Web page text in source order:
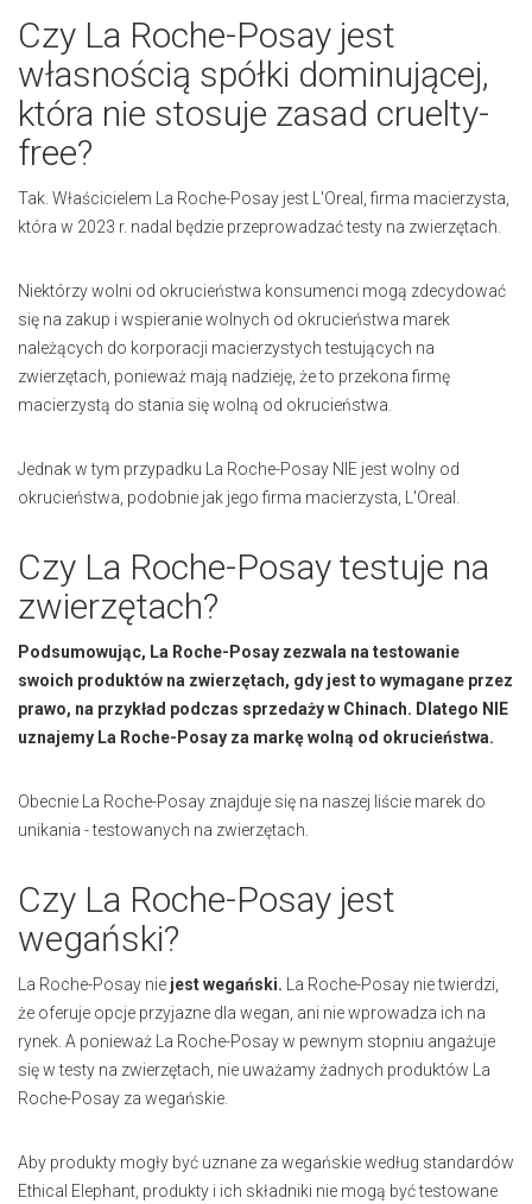
Czy La Roche-Posay jest
własnością spółki dominującej,
która nie stosuje zasad cruelty-
free?
Tak. Właścicielem La Roche-Posay jest L'Oreal
, firma macierzysta,
która w 2023 r. nadal będzie przeprowadzać testy na zwierzętach.
Niektórzy wolni od okrucieństwa konsumenci mogą zdecydować
się na zakup i wspieranie wolnych od okrucieństwa marek
należących do korporacji macierzystych testujących na
zwierzętach, ponieważ mają nadzieję, że to przekona firmę
macierzystą do stania się wolną od okrucieństwa.
Jednak w tym przypadku La Roche-Posay NIE jest wolny od
okrucieństwa, podobnie jak jego firma macierzysta, L'Oreal.
Czy La Roche-Posay testuje na
zwierzętach?
Podsumowując, La Roche-Posay zezwala na testowanie
swoich produktów na zwierzętach, gdy jest to wymagane przez
prawo, na przykład podczas sprzedaży w Chinach. Dlatego NIE
uznajemy La Roche-Posay za markę wolną od okrucieństwa.
Obecnie La Roche-Posay znajduje się na naszej liście marek do
unikania - testowanych na zwierzętach.
Czy La Roche-Posay jest
wegański?
La Roche-Posay nie jest wegański. La Roche-Posay nie twierdzi,
że oferuje opcje przyjazne dla wegan, ani nie wprowadza ich na
rynek. A ponieważ La Roche-Posay w pewnym stopniu angażuje
się w testy na zwierzętach, nie uważamy żadnych produktów La
Roche-Posay za wegańskie.
Aby produkty mogły być uznane za wegańskie według standardów
Ethical Elephant, produkty i ich składniki nie mogą być testowane